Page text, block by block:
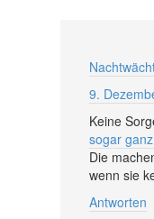
9.
Keine
sogar
Die
wenn sie
Antworten